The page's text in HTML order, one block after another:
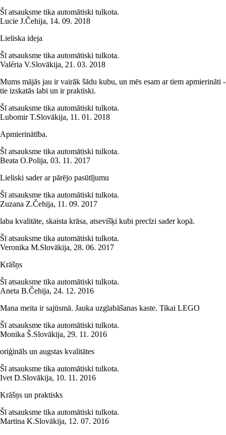
Šī atsauksme tika automātiski tulkota.
Lucie J.Čehija, 14. 09. 2018
Lieliska ideja
Šī atsauksme tika automātiski tulkota.
Valéria V.Slovākija, 21. 03. 2018
Mums mājās jau ir vairāk šādu kubu, un mēs esam ar tiem apmierināti -
tie izskatās labi un ir praktiski.
Šī atsauksme tika automātiski tulkota.
Lubomir T.Slovākija, 11. 01. 2018
Apmierinātība.
Šī atsauksme tika automātiski tulkota.
Beata O.Polija, 03. 11. 2017
Lieliski sader ar pārējo pasūtījumu
Šī atsauksme tika automātiski tulkota.
Zuzana Z.Čehija, 11. 09. 2017
laba kvalitāte, skaista krāsa, atsevišķi kubi precīzi sader kopā.
Šī atsauksme tika automātiski tulkota.
Veronika M.Slovākija, 28. 06. 2017
Krāšņs
Šī atsauksme tika automātiski tulkota.
Aneta B.Čehija, 24. 12. 2016
Mana meita ir sajūsmā. Jauka uzglabāšanas kaste. Tikai LEGO
Šī atsauksme tika automātiski tulkota.
Monika Š.Slovākija, 29. 11. 2016
oriģināls un augstas kvalitātes
Šī atsauksme tika automātiski tulkota.
Ivet D.Slovākija, 10. 11. 2016
Krāšņs un praktisks
Šī atsauksme tika automātiski tulkota.
Martina K.Slovākija, 12. 07. 2016